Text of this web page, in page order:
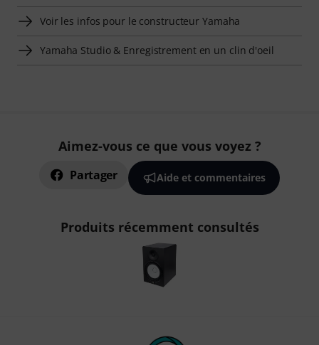
Voir les infos pour le constructeur Yamaha
Yamaha Studio & Enregistrement en un clin d'oeil
Aimez-vous ce que vous voyez ?
Partager Aide et commentaires
Produits récemment consultés